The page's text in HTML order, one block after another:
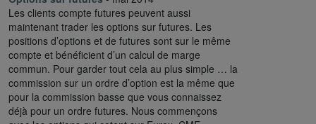
Les clients compte futures peuvent aussi
maintenant trader les options sur futures. Les
positions d’options et de futures sont sur le même
compte et bénéficient d’un calcul de marge
commun. Pour garder tout cela au plus simple … la
commission sur un ordre d’option est la même que
pour la commission basse que vous connaissez
déjà pour un ordre futures. Nous commençons